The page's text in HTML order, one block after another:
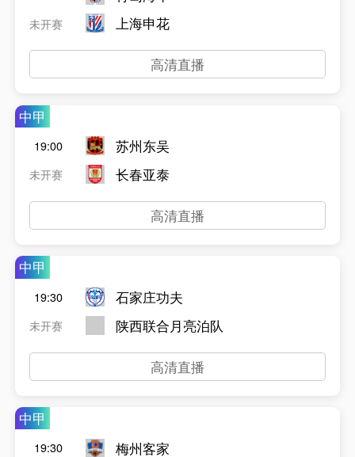
未开赛
上海申花
高清直播
中甲
19:00
未开赛
苏州东吴
长春亚泰
高清直播
中甲
19:30
未开赛
石家庄功夫
陕西联合月亮泊队
高清直播
中甲
19:30 梅州客家